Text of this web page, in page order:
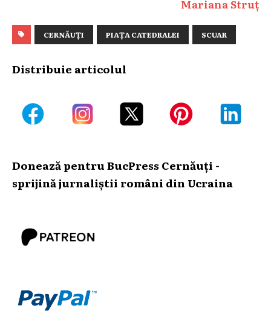
Mariana Struț
CERNĂUȚI PIAȚA CATEDRALEI SCUAR
Distribuie articolul
Donează pentru BucPress Cernăuți -
sprijină jurnaliștii români din Ucraina